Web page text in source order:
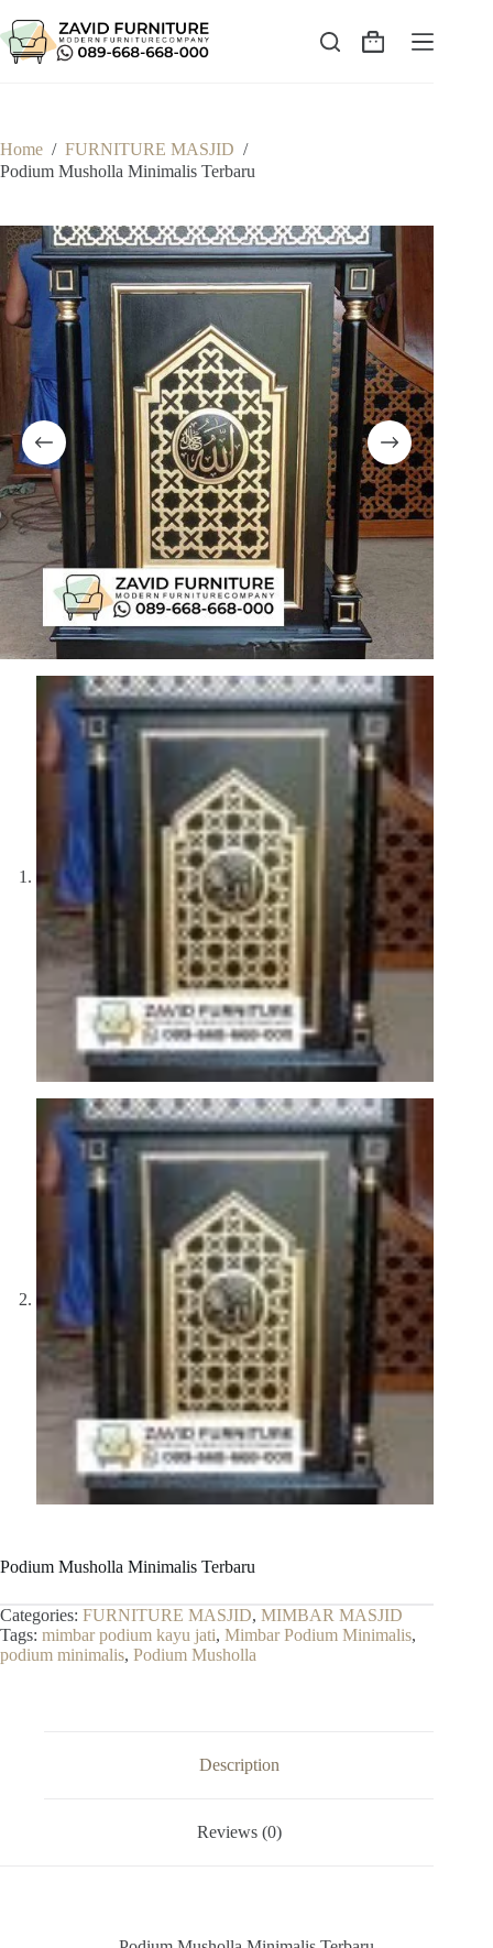
to
content
Shopping
Home / FURNITURE MASJID /
Podium Musholla Minimalis Terbaru
Podium Musholla Minimalis Terbaru
Categories: FURNITURE MASJID, MIMBAR MASJID
Tags: mimbar podium kayu jati, Mimbar Podium Minimalis,
podium minimalis, Podium Musholla
Description
Reviews (0)